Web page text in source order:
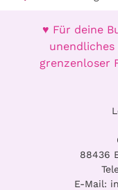
♥ Für deine
grenzenloser
88436
E-Mail: